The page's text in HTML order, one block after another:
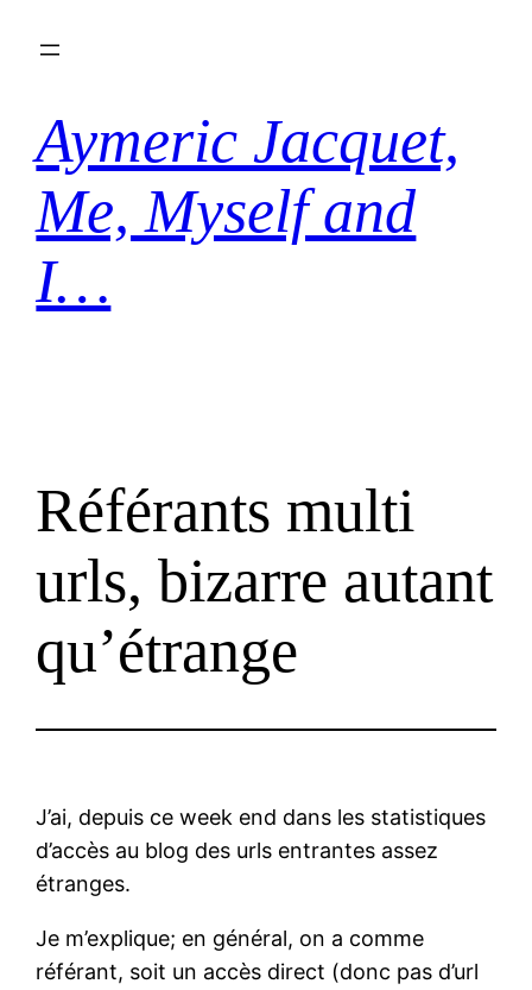
Aymeric Jacquet,
Me, Myself and
I…
Référants multi
urls, bizarre autant
qu’étrange
J’ai, depuis ce week end dans les statistiques
d’accès au blog des urls entrantes assez
étranges.
Je m’explique; en général, on a comme
référant, soit un accès direct (donc pas d’url